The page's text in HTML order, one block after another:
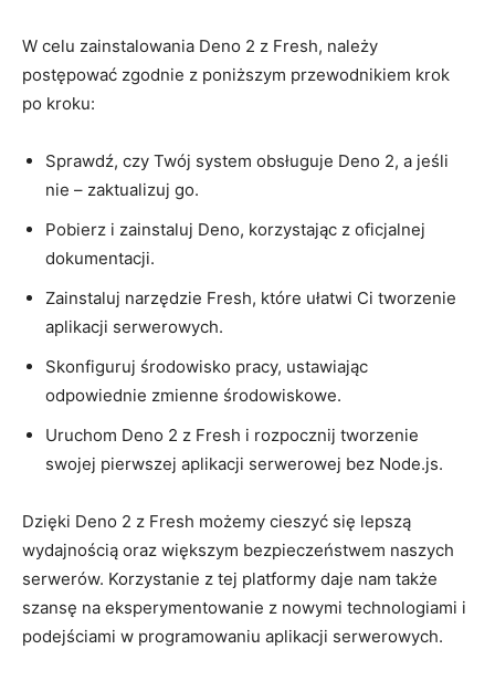
W ​celu zainstalowania Deno 2 z⁢ Fresh, należy
postępować zgodnie z ‍poniższym⁣ przewodnikiem krok⁢
po ​kroku:
Sprawdź, ‌czy Twój system ⁣obsługuje Deno 2, a jeśli
nie –⁣ zaktualizuj go.
Pobierz i zainstaluj ⁣Deno,​ korzystając ⁢z ⁤oficjalnej
dokumentacji.
Zainstaluj narzędzie Fresh, ‌które‍ ułatwi Ci tworzenie
aplikacji​ serwerowych.
Skonfiguruj środowisko pracy, ustawiając
odpowiednie ​zmienne ​środowiskowe.
Uruchom Deno 2 z Fresh i rozpocznij tworzenie
swojej pierwszej aplikacji serwerowej‌ bez Node.js.
Dzięki ‍Deno 2⁣ z Fresh możemy cieszyć się​ lepszą
⁢wydajnością oraz ‌większym bezpieczeństwem naszych
serwerów. Korzystanie z ⁢tej‌ platformy daje nam także
szansę na ‍eksperymentowanie z nowymi technologiami i
podejściami​ w programowaniu ​aplikacji serwerowych.